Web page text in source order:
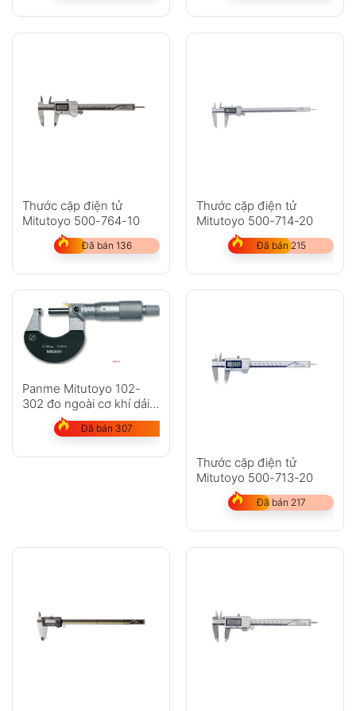
Thước cặp điện tử
Mitutoyo 500-764-10
Đã bán 136
Thước cặp điện tử
Mitutoyo 500-714-20
Đã bán 215
Panme Mitutoyo 102-
302 đo ngoài cơ khí dải
đo 25-50mm
Đã bán 307
Thước cặp điện tử
Mitutoyo 500-713-20
Đã bán 217